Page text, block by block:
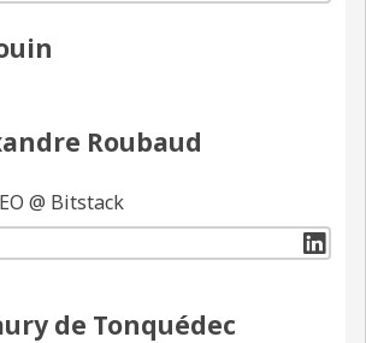
Roubaud
@ Bitstack
de Tonquédec